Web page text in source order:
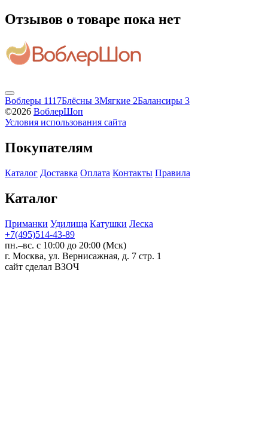
Отзывов о товаре пока нет
Воблеры 1117Блёсны 3Мягкие 2Балансиры 3
©2026 ВоблерШоп
Условия использования сайта
Покупателям
Каталог Доставка Оплата Контакты Правила
Каталог
Приманки Удилища Катушки Леска
+7(495)514-43-89
пн.–вс. с 10:00 до 20:00 (Мск)
г. Москва, ул. Вернисажная, д. 7 стр. 1
сайт сделал ВЗОЧ